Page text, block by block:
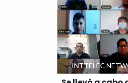
INTTELEC